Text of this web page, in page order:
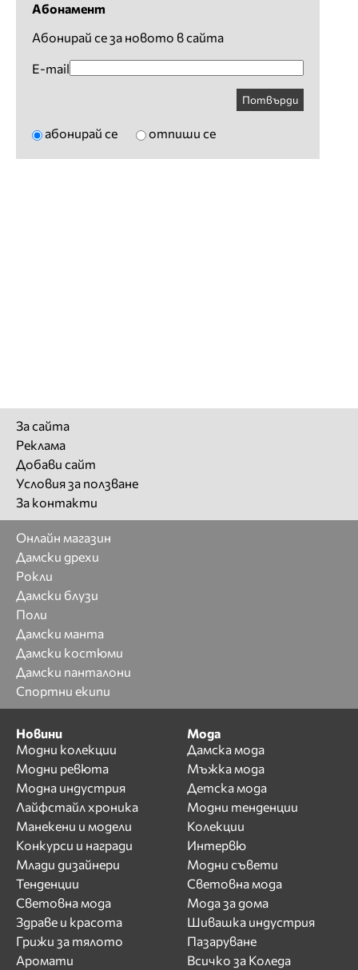
Абонамент
Абонирай се за новото в сайта
E-mail
Потвърди
абонирай се отпиши се
За сайта
Реклама
Добави сайт
Условия за ползване
За контакти
Онлайн магазин
Дамски дрехи
Рокли
Дамски блузи
Поли
Дамски манта
Дамски костюми
Дамски панталони
Спортни екипи
Новини
Модни колекции
Модни ревюта
Модна индустрия
Лайфстайл хроника
Манекени и модели
Конкурси и награди
Млади дизайнери
Тенденции
Световна мода
Здраве и красота
Грижи за тялото
Аромати
Мода
Дамска мода
Мъжка мода
Детска мода
Модни тенденции
Колекции
Интервю
Модни съвети
Световна мода
Мода за дома
Шивашка индустрия
Пазаруване
Всичко за Коледа